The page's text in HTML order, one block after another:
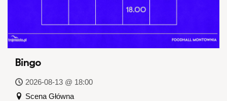
Bingo
2026-08-13 @ 18:00
Scena Główna